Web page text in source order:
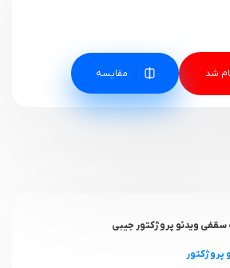
مقایسه
ویدئو پروژکتور جیبی
پروژکتور